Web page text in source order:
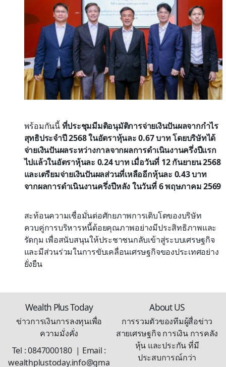
พร้อมกันนี้ที่ประชุมมีมติอนุมัติการจ่ายเงินปันผลจากกำไร
สุทธิประจำปี 2568 ในอัตราหุ้นละ 0.67 บาท โดยบริษัทได้
จ่ายเงินปันผลระหว่างกาลจากผลการดำเนินงานครึ่งปีแรก
ไปแล้วในอัตราหุ้นละ 0.24 บาท เมื่อวันที่ 12 กันยายน 2568
และเตรียมจ่ายเงินปันผลส่วนที่เหลืออีกหุ้นละ 0.43 บาท
จากผลการดำเนินงานครึ่งปีหลัง ในวันที่ 6 พฤษภาคม 2569
สะท้อนความเชื่อมั่นต่อศักยภาพการเติบโตของบริษัท
ควบคู่การบริหารหนี้ด้อยคุณภาพอย่างมีประสิทธิภาพและ
รัดกุม เพื่อสนับสนุนให้ประชาชนกลับเข้าสู่ระบบเศรษฐกิจ
และมีส่วนร่วมในการขับเคลื่อนเศรษฐกิจของประเทศอย่าง
ยั่งยืน
Wealth Plus Today
ข่าวการเงินการลงทุนเพื่อ
ความมั่งคั่ง
Tel : 0847000180 | Email :
wealthplustoday.info@gma
About US
การรวมตัวของทีมผู้สื่อข่าว
สายเศรษฐกิจ การเงิน การคลัง
หุ้น และประกัน ที่มี
ประสบการณ์กว่า